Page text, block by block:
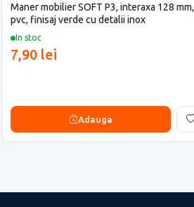
In stoc
Maner mobilier SOFT P3, interaxa 128 mm,
pvc, finisaj verde cu detalii inox
7,90 lei
Adauga